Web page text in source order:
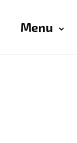
Menu